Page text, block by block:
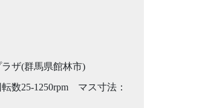
ザ(群馬県館林市)
数25-1250rpm マス寸法：